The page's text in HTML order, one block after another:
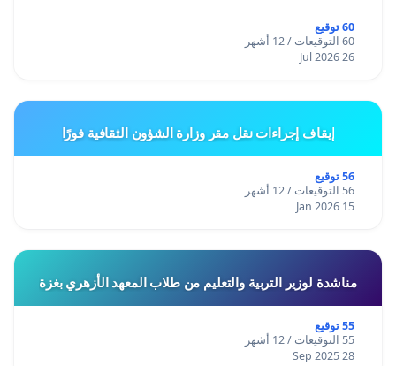
60 توقيع
60 التوقيعات / 12 أشهر
26 Jul 2026
إيقاف إجراءات نقل مقر وزارة الشؤون الثقافية فورًا
56 توقيع
56 التوقيعات / 12 أشهر
15 Jan 2026
مناشدة لوزير التربية والتعليم من طلاب المعهد الأزهري بغزة
55 توقيع
55 التوقيعات / 12 أشهر
28 Sep 2025